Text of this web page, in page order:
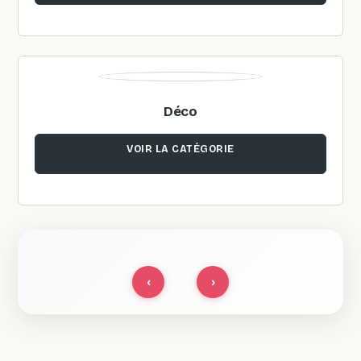
Déco
VOIR LA CATÉGORIE
‹ ›